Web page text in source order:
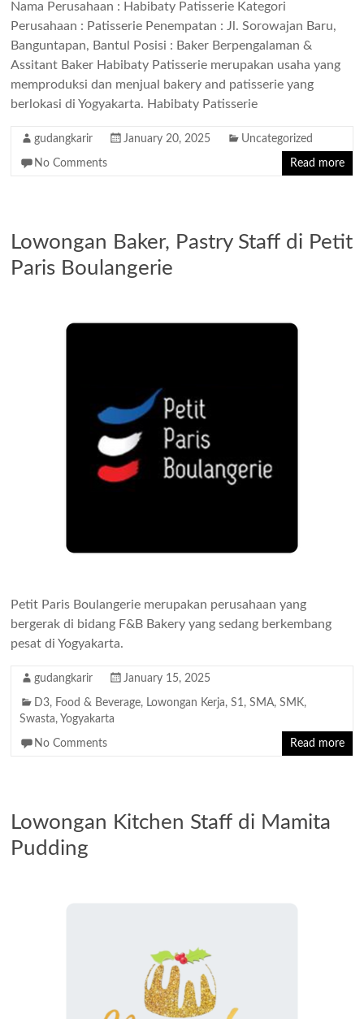
Nama Perusahaan : Habibaty Patisserie Kategori
Perusahaan : Patisserie Penempatan : Jl. Sorowajan Baru,
Banguntapan, Bantul Posisi : Baker Berpengalaman &
Assitant Baker Habibaty Patisserie merupakan usaha yang
memproduksi dan menjual bakery and patisserie yang
berlokasi di Yogyakarta. Habibaty Patisserie
gudangkarir January 20, 2025 Uncategorized
No Comments Read more
Lowongan Baker, Pastry Staff di Petit
Paris Boulangerie
Petit Paris Boulangerie merupakan perusahaan yang
bergerak di bidang F&B Bakery yang sedang berkembang
pesat di Yogyakarta.
gudangkarir January 15, 2025
D3, Food & Beverage, Lowongan Kerja,S1,SMA,SMK,
Swasta, Yogyakarta
No Comments Read more
Lowongan Kitchen Staff di Mamita
Pudding